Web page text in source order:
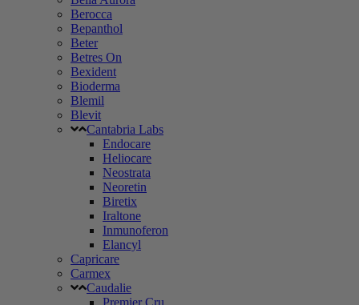
Berocca
Bepanthol
Beter
Betres On
Bexident
Bioderma
Blemil
Blevit
Cantabria Labs
Endocare
Heliocare
Neostrata
Neoretin
Biretix
Iraltone
Inmunoferon
Elancyl
Capricare
Carmex
Caudalie